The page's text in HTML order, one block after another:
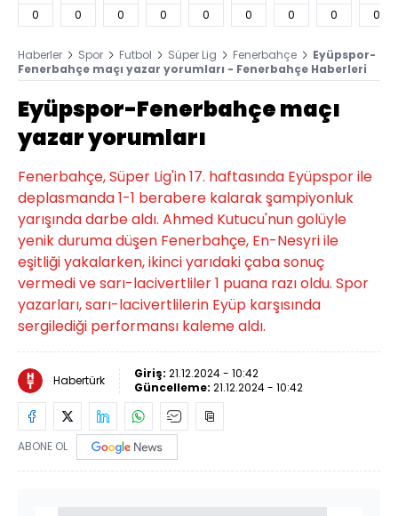
0 0 0 0 0 0 0 0 0
Haberler Spor Futbol Süper Lig Fenerbahçe
Eyüpspor-
Fenerbahçe maçı yazar yorumları - Fenerbahçe Haberleri
Eyüpspor-Fenerbahçe maçı
yazar yorumları
Fenerbahçe, Süper Lig'in 17. haftasında Eyüpspor ile
deplasmanda 1-1 berabere kalarak şampiyonluk
yarışında darbe aldı. Ahmed Kutucu'nun golüyle
yenik duruma düşen Fenerbahçe, En-Nesyri ile
eşitliği yakalarken, ikinci yarıdaki çaba sonuç
vermedi ve sarı-lacivertliler 1 puana razı oldu. Spor
yazarları, sarı-lacivertlilerin Eyüp karşısında
sergilediği performansı kaleme aldı.
Habertürk Giriş: 21.12.2024 - 10:42
Güncelleme: 21.12.2024 - 10:42
ABONE OL